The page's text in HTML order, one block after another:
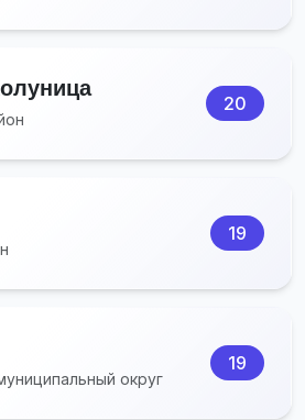
20
19
округ
19